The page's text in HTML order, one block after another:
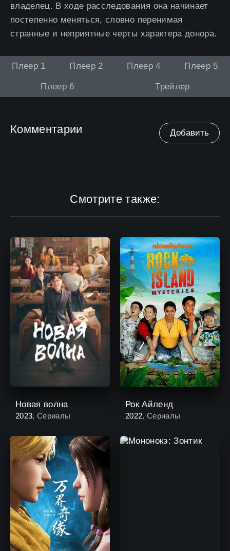
владелец. В ходе расследования она начинает
постепенно меняться, словно перенимая
странные и неприятные черты характера донора.
Плеер 1 Плеер 2 Плеер 4 Плеер 5
Плеер 6 Трейлер
Комментарии Добавить
Смотрите также:
Новая волна
2023, Сериалы
Рок Айленд
2022, Сериалы